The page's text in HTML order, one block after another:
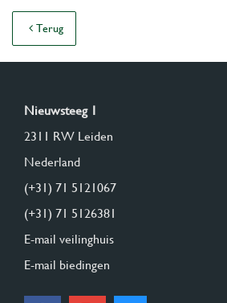
Terug
Nieuwsteeg 1
2311 RW Leiden
Nederland
(+31) 71 5121067
(+31) 71 5126381
E-mail veilinghuis
E-mail biedingen